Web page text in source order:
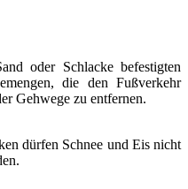
oder Schlacke befestigten
die den Fußverkehr
Gehwege zu entfernen.
dürfen Schnee und Eis nicht